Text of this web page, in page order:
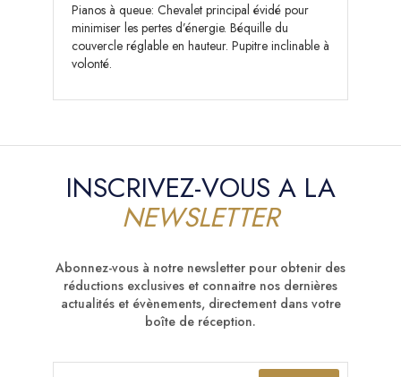
Pianos à queue: Chevalet principal évidé pour
minimiser les pertes d’énergie. Béquille du
couvercle réglable en hauteur. Pupitre inclinable à
volonté.
INSCRIVEZ-VOUS A LA
NEWSLETTER
Abonnez-vous à notre newsletter pour obtenir des
réductions exclusives et connaitre nos dernières
actualités et évènements, directement dans votre
boîte de réception.